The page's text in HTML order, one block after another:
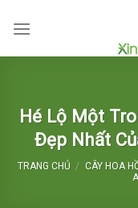
Hé Lộ Một
Đẹp Nhất
TRANG CHỦ / CÂY HOA